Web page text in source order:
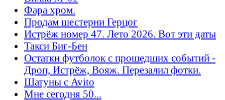
Фара хром.
Продам шестерни Герцог
Истрёж номер 47. Лето 2026. Вот эти даты
Такси Биг-Бен
Остатки футболок с прошедших событий -
Дроп, Истрёж, Вояж. Перезалил фотки.
Шатуны с Avito
Мне сегодня 50...